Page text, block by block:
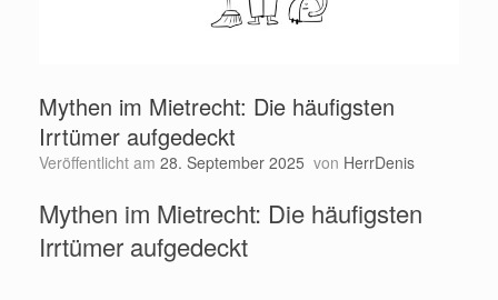
Mythen im Mietrecht: Die häufigsten
Irrtümer aufgedeckt
Veröffentlicht am 28. September 2025 von HerrDenis
Mythen im Mietrecht: Die häufigsten
Irrtümer aufgedeckt